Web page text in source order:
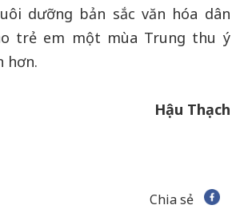
dưỡng bản sắc văn hóa dân
trẻ em một mùa Trung thu ý
hơn.
Hậu Thạch
Chia sẻ